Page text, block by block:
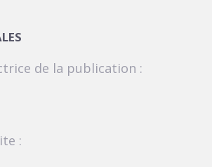
de la publication :
: